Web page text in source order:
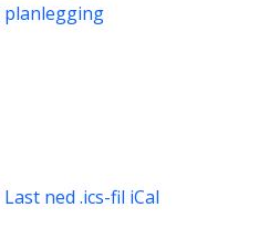
Last ned .ics-fil iCal